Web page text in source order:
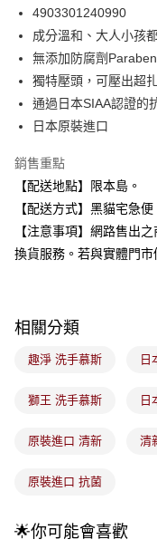
Apple Pay
街口支付
悠遊付
Google Pay
【大哥付你分期使用說明】
1.本服務由台灣大哥大提供
2.付款方式選擇「大哥付你
4.訂單成立30分鐘內，如
消。如遇「轉專審核」未通
【繳款方式說明】
醒簡訊。
1.本服務係由「台灣大哥大
2.基於同意付款使用「大哥
ATM付款
每筆NT$100，滿
付款後全家取貨
每筆NT$100，滿
付款後7-11取貨
宅配
4903301240990
成分溫和、大人小孩
無添加防腐劑
獨特壓頭，可壓出超
通過日本SIAA認證的
日本原裝進口
銷售重點
【配送地點】限本島。
【配送方式】黑貓宅急
【注意事項】網路售出
換貨服務。若與實體門市
相關分類
趣淨 洗手慕斯 日
獅王 洗手慕斯 日
原裝進口 清新 清
原裝進口 抗菌
🌟你可能會喜歡